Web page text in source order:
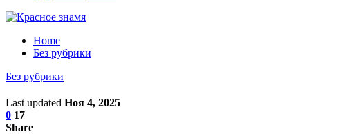
Home
Без рубрики
Без рубрики
Last updated Ноя 4, 2025
0 17
Share